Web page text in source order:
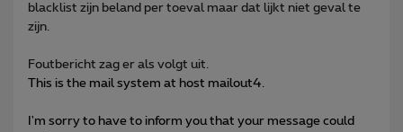
blacklist zijn beland per toeval maar dat lijkt niet geval te
zijn.
Foutbericht zag er als volgt uit.
This is the mail system at host mailout4.
I'm sorry to have to inform you that your message could